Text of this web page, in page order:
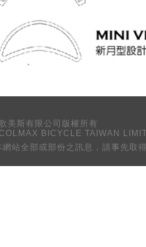
美斯有限公司版權所有
COLMAX BICYCLE TAIWAN
站全部或部份之訊息，請事先取